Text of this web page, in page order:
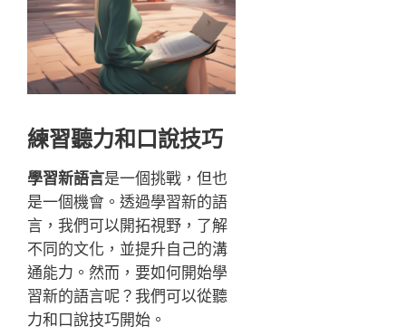
練習聽力和口說技巧
學習新語言是一個挑戰，但也
是一個機會。透過學習新的語
言，我們可以開拓視野，了解
不同的文化，並提升自己的溝
通能力。然而，要如何開始學
習新的語言呢？我們可以從聽
力和口說技巧開始。